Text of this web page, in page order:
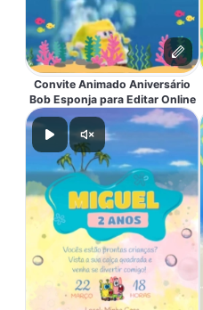
Convite Animado Aniversário
Bob Esponja para Editar Online